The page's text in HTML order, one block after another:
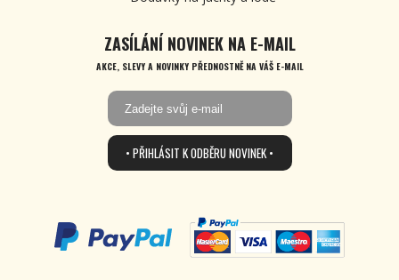
ZASÍLÁNÍ NOVINEK NA E-MAIL
AKCE, SLEVY A NOVINKY PŘEDNOSTNĚ NA VÁŠ E-MAIL
• PŘIHLÁSIT K ODBĚRU NOVINEK •